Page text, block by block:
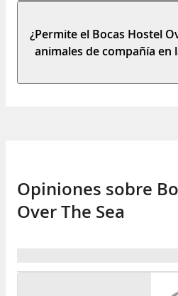
¿Permite el Bocas Hostel
animales de compañía en
Opiniones sobre
Over The Sea